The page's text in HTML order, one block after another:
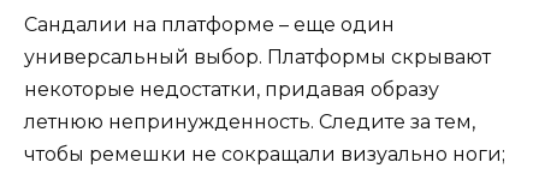
Сандалии на платформе – еще один
универсальный выбор. Платформы скрывают
некоторые недостатки, придавая образу
летнюю непринужденность. Следите за тем,
чтобы ремешки не сокращали визуально ноги;